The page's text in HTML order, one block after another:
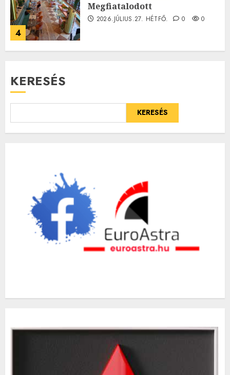
4
Megfiatalodott
2026.JÚLIUS.27. HÉTFŐ. 0 0
KERESÉS
KERESÉS